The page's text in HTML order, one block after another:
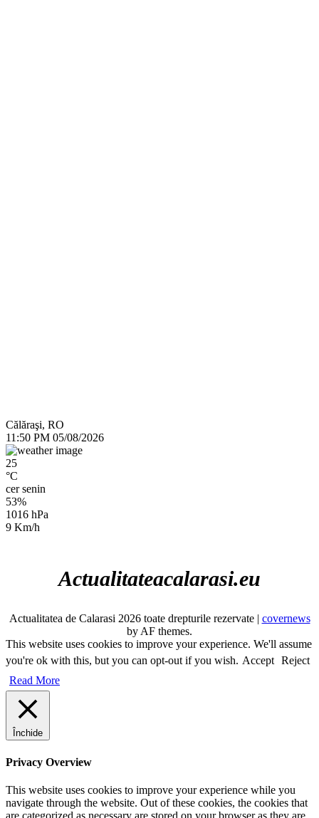
Călăraşi, RO
11:50 PM 05/08/2026
25
°C
cer senin
53%
1016 hPa
9 Km/h
Actualitateacalarasi.eu
Actualitatea de Calarasi 2026 toate drepturile rezervate | covernews
by AF themes.
This website uses cookies to improve your experience. We'll assume
you're ok with this, but you can opt-out if you wish. Accept Reject
Read More
Închide
Privacy Overview
This website uses cookies to improve your experience while you
navigate through the website. Out of these cookies, the cookies that
are categorized as necessary are stored on your browser as they are